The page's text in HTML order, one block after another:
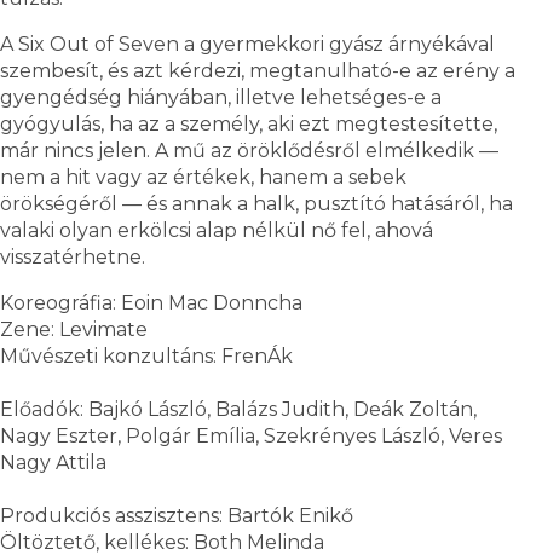
A Six Out of Seven a gyermekkori gyász árnyékával
szembesít, és azt kérdezi, megtanulható-e az erény a
gyengédség hiányában, illetve lehetséges-e a
gyógyulás, ha az a személy, aki ezt megtestesítette,
már nincs jelen. A mű az öröklődésről elmélkedik —
nem a hit vagy az értékek, hanem a sebek
örökségéről — és annak a halk, pusztító hatásáról, ha
valaki olyan erkölcsi alap nélkül nő fel, ahová
visszatérhetne.
Koreográfia: Eoin Mac Donncha
Zene: Levimate
Művészeti konzultáns: FrenÁk
Előadók: Bajkó László, Balázs Judith, Deák Zoltán,
Nagy Eszter, Polgár Emília, Szekrényes László, Veres
Nagy Attila
Produkciós asszisztens: Bartók Enikő
Öltöztető, kellékes: Both Melinda